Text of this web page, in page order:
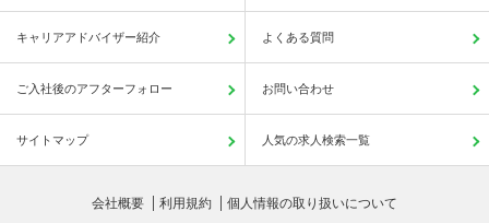
キャリアアドバイザー紹介 よくある質問
ご入社後のアフターフォロー お問い合わせ
サイトマップ 人気の求人検索一覧
会社概要 利用規約 個人情報の取り扱いについて